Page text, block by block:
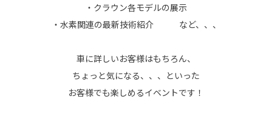
・クラウン各モデルの展示
・水素関連の最新技術紹介 など、、、
車に詳しいお客様はもちろん、
ちょっと気になる、、、といった
お客様でも楽しめるイベントです！